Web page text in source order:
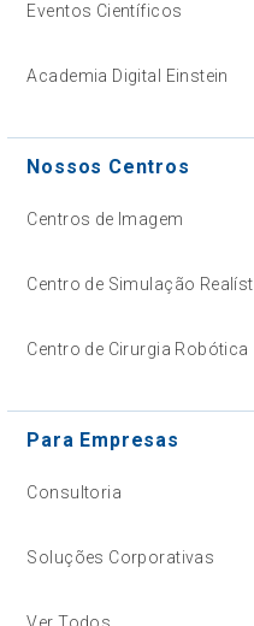
Eventos Científicos
Academia Digital Einstein
Nossos Centros
Centros de Imagem
Centro de Simulação
Centro de Cirurgia Robótica
Para Empresas
Consultoria
Soluções Corporativas